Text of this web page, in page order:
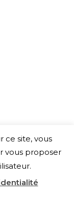
ce site, vous
vous proposer